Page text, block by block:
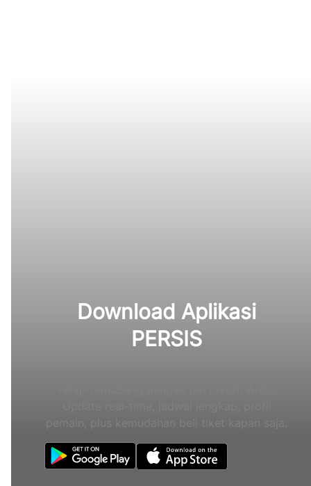
Download Aplikasi
PERSIS